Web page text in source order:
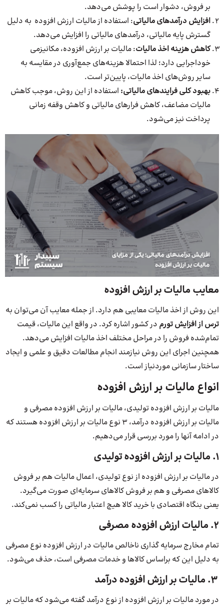
بر فروش، دشوار است را پوشش می‌دهد.
افزایش درآمدهای مالیاتی: استفاده از مالیات ارزش افزوده به دلیل
گسترش پایه مالیاتی، درآمدهای مالیاتی را افزایش می‌دهد.
کاهش هزینه اخذ مالیات: مالیات بر ارزش افزوده، مکانیزمی
خود‌اجرایی دارد؛ لذا احتمالا هزینه‌های جمع‌آوری در مقایسه به
سایر روش‌های اخذ مالیات، پایین‌تر است.
بهبود کلی فرایند‌های مالیاتی:‌ استفاده از این روش،‌ موجب کاهش
مالیات مضاعف، کاهش فرارهای مالیاتی و کاهش وقفه زمانی
پرداخت نیز می‌شود.
معایب مالیات بر ارزش افزوده
این روش از اخذ مالیات معایبی هم دارد. از جمله معایب آن می‌توان به
ترس از افزایش تورم در کشور اشاره کرد. در واقع این مالیات، قیمت
تمام‌شده فروش را در مراحل مختلف اخذ مالیات افزایش می‌دهد.
همچنین اجرای این روش نیازمند انجام مطالعات دقیق و علمی و ایجاد
ساختار سازمانی مورد‌نیاز است.
انواع مالیات بر ارزش افزوده
مالیات بر ارزش افزوده تولیدی، مالیات بر ارزش افزوده مصرفی و
مالیات بر ارزش افزوده درآمد، 3 نوع مالیات بر ارزش افزوده هستند که
در ادامه آنها را مورد بررسی قرار می‌دهیم.
۱. مالیات بر ارزش افزوده تولیدی
در مالیات بر ارزش افزوده از نوع تولیدی، اعمال مالیات هم بر فروش
کالاهای مصرفی و هم بر فروش کالاهای سرمایه‌ای صورت می‌گیرد.
یعنی بنگاه اقتصادی با خرید کالا هیچ اعتبار مالیاتی را کسب نمی‌کند.
۲. مالیات ارزش افزوده مصرفی
تمام مخارج سرمایه گذاری ناخالص مالیات در ارزش افزوده نوع مصرفی
به دلیل این که براساس کالاها و خدمات مصرفی است، حذف می‌شود.
در مورد مالیات بر ارزش افزوده از نوع درآمد گفته می‌شود که مالیات بر